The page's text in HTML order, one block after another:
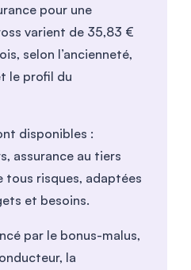
pour une
varient de 35,83 €
selon l’ancienneté,
le profil du
disponibles :
assurance au tiers
tous risques, adaptées
et besoins.
par le bonus-malus,
la